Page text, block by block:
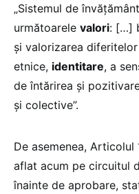
„Sistemul de
următoarele valori: […]
și valorizarea
etnice, identitare, a
de întărirea și
și colective”.
De asemenea,
aflat acum pe circuitul
înainte de aprobare,